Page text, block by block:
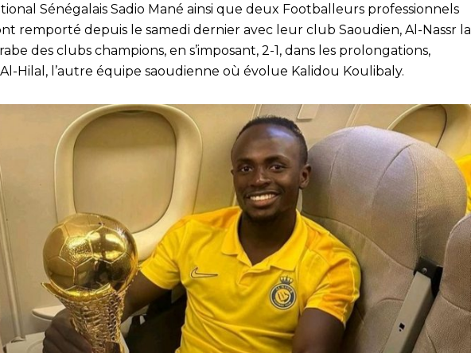
Sénégalais Sadio Mané ainsi que deux Footballeurs professionnels
remporté depuis le samedi dernier avec leur club Saoudien, Al-Nassr la
des clubs champions, en s’imposant, 2-1, dans les prolongations,
Hilal, l’autre équipe saoudienne où évolue Kalidou Koulibaly.